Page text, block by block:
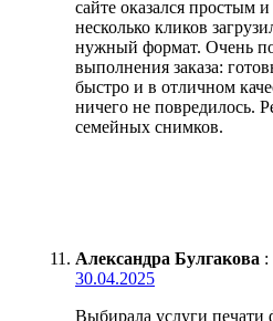
сайте оказался простым
несколько кликов
нужный формат. Очень
выполнения заказа:
быстро и в отличном
ничего не повредилось.
семейных снимков.
Александра Булгакова :
30.04.2025
Выбирала услуги печати